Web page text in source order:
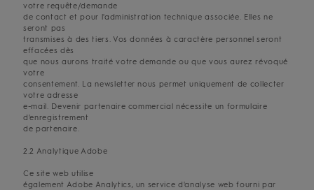
votre requête/demande
de contact et pour l'administration technique associée. Elles ne
seront pas
transmises à des tiers. Vos données à caractère personnel seront
effacées dès
que nous aurons traité votre demande ou que vous aurez révoqué
votre
consentement. La newsletter nous permet uniquement de collecter
votre adresse
e-mail. Devenir partenaire commercial nécessite un formulaire
d'enregistrement
de partenaire.
2.2 Analytique Adobe
Ce site web utilise
également Adobe Analytics, un service d'analyse web fourni par